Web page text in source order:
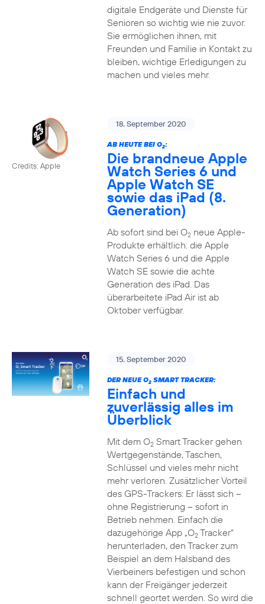
digitale Endgeräte und Dienste für
Senioren so wichtig wie nie zuvor.
Sie ermöglichen ihnen, mit
Freunden und Familie in Kontakt zu
bleiben, wichtige Erledigungen zu
machen und vieles mehr.
Credits: Apple
18. September 2020
AB HEUTE BEI O2:
Die brandneue Apple
Watch Series 6 und
Apple Watch SE
sowie das iPad (8.
Generation)
Ab sofort sind bei O2neue Apple-
Produkte erhältlich: die Apple
Watch Series 6 und die Apple
Watch SE sowie die achte
Generation des iPad. Das
überarbeitete iPad Air ist ab
Oktober verfügbar.
15. September 2020
DER NEUE O2SMART TRACKER:
Einfach und
zuverlässig alles im
Überblick
Mit dem O2Smart Tracker gehen
Wertgegenstände, Taschen,
Schlüssel und vieles mehr nicht
mehr verloren. Zusätzlicher Vorteil
des GPS-Trackers: Er lässt sich –
ohne Registrierung – sofort in
Betrieb nehmen. Einfach die
dazugehörige App „O2Tracker“
herunterladen, den Tracker zum
Beispiel an dem Halsband des
Vierbeiners befestigen und schon
kann der Freigänger jederzeit
schnell geortet werden. So wird die